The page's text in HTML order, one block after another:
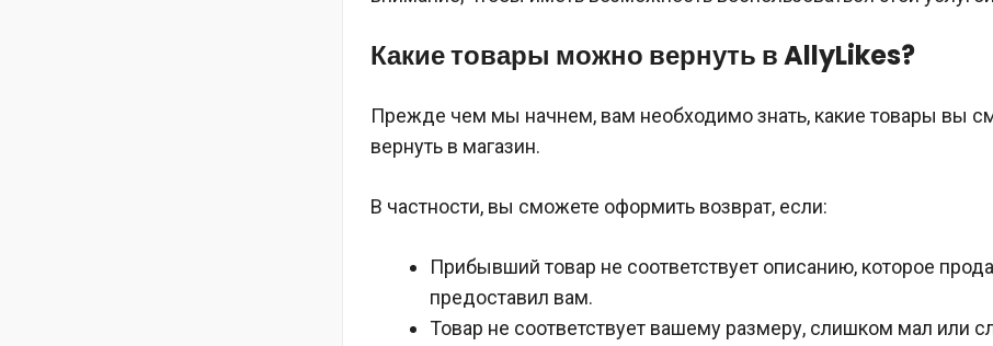
Какие товары можно вернуть в AllyLikes?
Прежде чем мы начнем, вам необходимо знать, какие товары вы
вернуть в магазин.
В частности, вы сможете оформить возврат, если:
Прибывший товар не соответствует описанию, которое
предоставил вам.
Товар не соответствует вашему размеру, слишком мал или